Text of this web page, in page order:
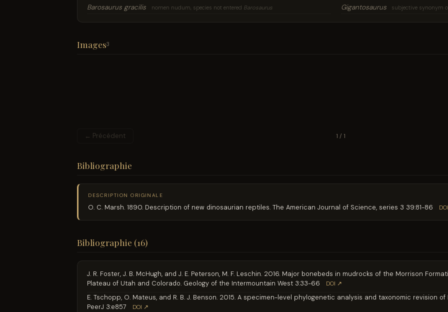
Barosaurus gracilis nomen nudum, species not entered Barosaurus Gigantosaurus subjective synonym
Images3
← Précédent 1 / 1
Bibliographie
DESCRIPTION ORIGINALE
O. C. Marsh. 1890. Description of new dinosaurian reptiles. The American Journal of Science, series 3 39:81-86
Bibliographie (16)
J. R. Foster, J. B. McHugh, and J. E. Peterson, M. F. Leschin. 2016. Major bonebeds in mudrocks of the Morrison
Plateau of Utah and Colorado. Geology of the Intermountain West 3:33-66
DOI ↗
E. Tschopp, O. Mateus, and R. B. J. Benson. 2015. A specimen-level phylogenetic analysis and taxonomic revision
PeerJ 3:e857
DOI ↗